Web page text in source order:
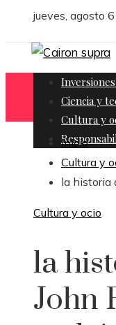
jueves, agosto 6
Ciencia y
Cultura y
Inicio
Cultura y
la historia
Cultura y ocio
la
John